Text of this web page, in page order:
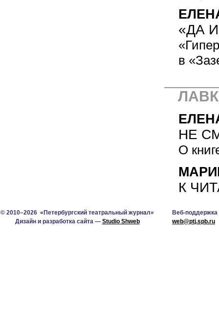
«ДА
в
НЕ
О
К
© 2010–2026 «Петербургский театральный журнал»
Дизайн и разработка сайта — Studio Shweb
Веб-поддержка
web@ptj.spb.ru